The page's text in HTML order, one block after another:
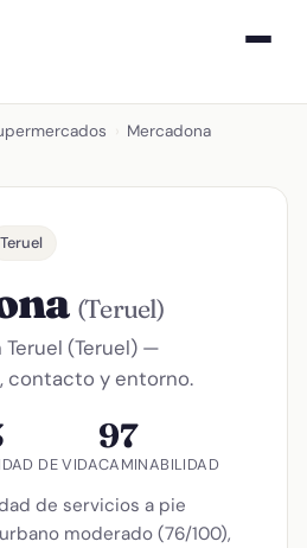
Mercadona
Teruel
(Teruel)
(Teruel) —
contacto y entorno.
DE VIDA
97
CAMINABILIDAD
de servicios a pie
moderado (76/100),